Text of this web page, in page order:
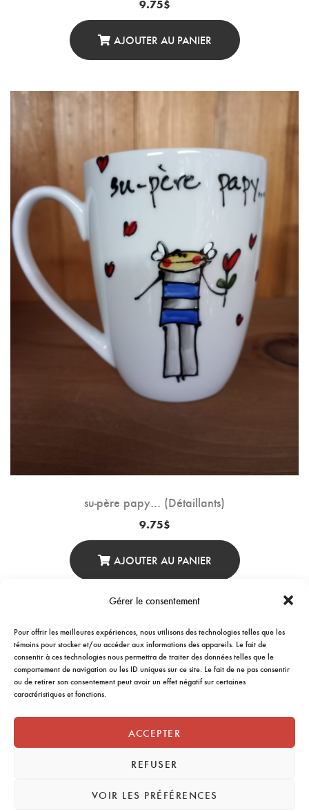
Gérer le consentement
Pour offrir les meilleures expériences, nous utilisons des technologies telles que les
témoins pour stocker et/ou accéder aux informations des appareils. Le fait de
consentir à ces technologies nous permettra de traiter des données telles que le
comportement de navigation ou les ID uniques sur ce site. Le fait de ne pas consentir
ou de retirer son consentement peut avoir un effet négatif sur certaines
caractéristiques et fonctions.
ACCEPTER
REFUSER
VOIR LES PRÉFÉRENCES
9.75$
AJOUTER AU PANIER
su-père papy… (Détaillants)
9.75$
AJOUTER AU PANIER
← 1 2 3 4 5 →